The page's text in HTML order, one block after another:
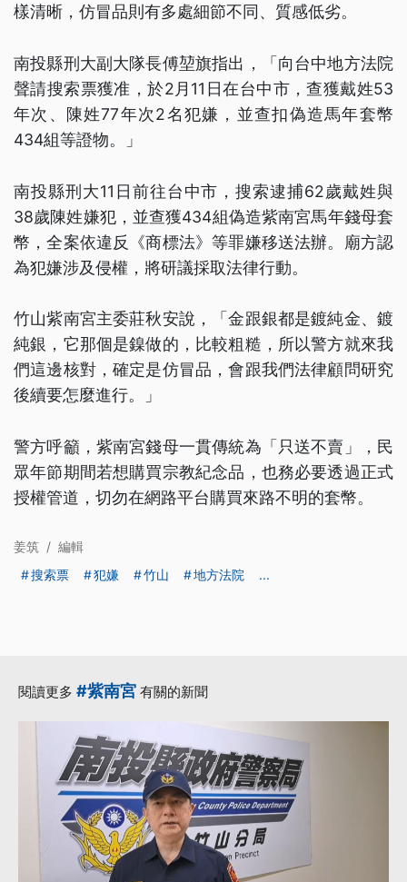
樣清晰，仿冒品則有多處細節不同、質感低劣。
南投縣刑大副大隊長傅堃旗指出，「向台中地方法院
聲請搜索票獲准，於2月11日在台中市，查獲戴姓53
年次、陳姓77年次2名犯嫌，並查扣偽造馬年套幣
434組等證物。」
南投縣刑大11日前往台中市，搜索逮捕62歲戴姓與
38歲陳姓嫌犯，並查獲434組偽造紫南宮馬年錢母套
幣，全案依違反《商標法》等罪嫌移送法辦。廟方認
為犯嫌涉及侵權，將研議採取法律行動。
竹山紫南宮主委莊秋安說，「金跟銀都是鍍純金、鍍
純銀，它那個是鎳做的，比較粗糙，所以警方就來我
們這邊核對，確定是仿冒品，會跟我們法律顧問研究
後續要怎麼進行。」
警方呼籲，紫南宮錢母一貫傳統為「只送不賣」，民
眾年節期間若想購買宗教紀念品，也務必要透過正式
授權管道，切勿在網路平台購買來路不明的套幣。
姜筑 / 編輯
搜索票
犯嫌 竹山 地方法院 ...
閱讀更多 #紫南宮 有關的新聞